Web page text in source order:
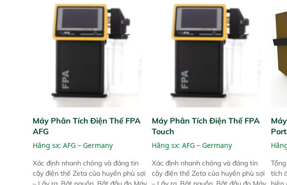
Máy Phân Tích Điện Thế FPA
AFG
Hãng sx: AFG – Germany
Xác định nhanh chóng và đáng tin
cậy điện thế Zeta của huyền phù sợi
Máy Phân Tích Điện Thế FPA
Touch
Hãng sx: AFG – Germany
Xác định nhanh chóng và đáng tin
cậy điện thế Zeta của huyền phù sợi
tích